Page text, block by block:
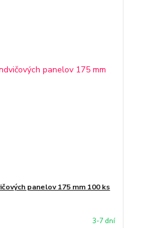
panelov 175 mm 100 ks
3-7 dní